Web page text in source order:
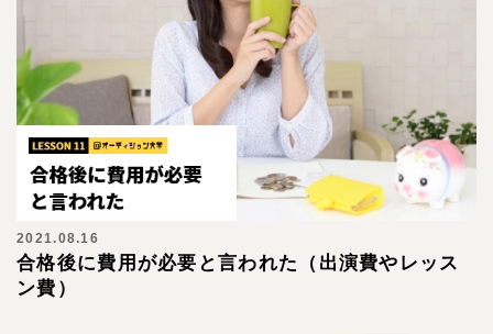
2021.08.16
合格後に費用が必要と言われた（出演費やレッス
ン費）